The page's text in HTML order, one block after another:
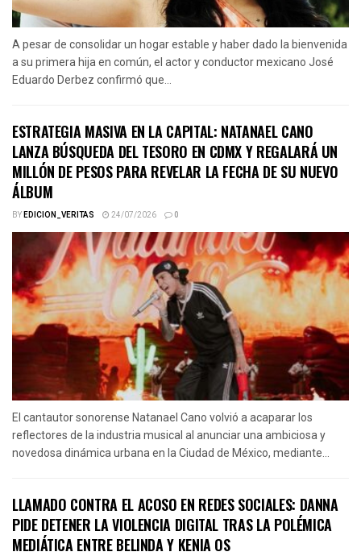
A pesar de consolidar un hogar estable y haber dado la bienvenida
a su primera hija en común, el actor y conductor mexicano José
Eduardo Derbez confirmó que...
ESTRATEGIA MASIVA EN LA CAPITAL: NATANAEL CANO
LANZA BÚSQUEDA DEL TESORO EN CDMX Y REGALARÁ UN
MILLÓN DE PESOS PARA REVELAR LA FECHA DE SU NUEVO
ÁLBUM
BYEDICION_VERITAS 24/07/2026 0
El cantautor sonorense Natanael Cano volvió a acaparar los
reflectores de la industria musical al anunciar una ambiciosa y
novedosa dinámica urbana en la Ciudad de México, mediante...
LLAMADO CONTRA EL ACOSO EN REDES SOCIALES: DANNA
PIDE DETENER LA VIOLENCIA DIGITAL TRAS LA POLÉMICA
MEDIÁTICA ENTRE BELINDA Y KENIA OS